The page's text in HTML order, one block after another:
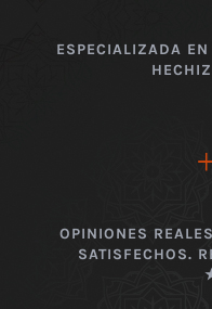
ESPECIALIZADA
OPINIONES
SATISFECHOS.